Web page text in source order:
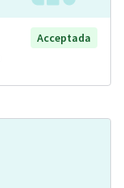
Acceptada